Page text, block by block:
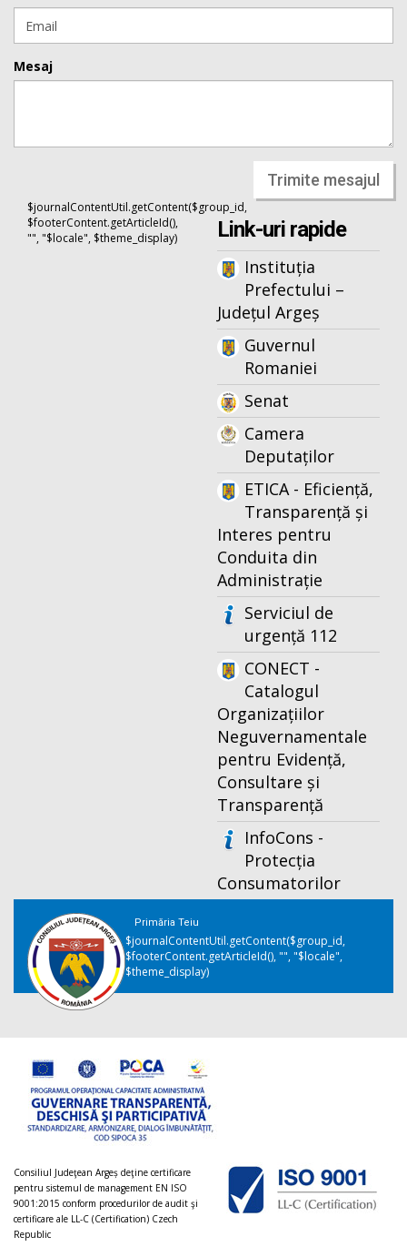
Mesaj
Trimite mesajul
$journalContentUtil.getContent($group_id,
$footerContent.getArticleId(),
"", "$locale", $theme_display)
Link-uri rapide
Instituția
Prefectului –
Județul Argeș
Guvernul
Romaniei
Senat
Camera
Deputaților
ETICA - Eficiență,
Transparență și
Interes pentru
Conduita din
Administrație
Serviciul de
urgență 112
CONECT -
Catalogul
Organizațiilor
Neguvernamentale
pentru Evidență,
Consultare și
Transparență
InfoCons -
Protecția
Consumatorilor
Primăria Teiu
$journalContentUtil.getContent($group_id,
$footerContent.getArticleId(), "", "$locale",
$theme_display)
Consiliul Judeţean Argeș deţine certificare
pentru sistemul de management EN ISO
9001:2015 conform procedurilor de audit şi
certificare ale LL-C (Certification) Czech
Republic